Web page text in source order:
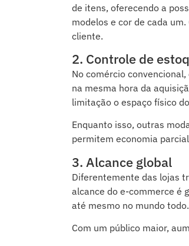
de itens, oferecendo a
modelos e cor de cada
cliente.
2. Controle de
No comércio
na mesma hora da
limitação o espaço físico
Enquanto isso, outras
permitem economia
3. Alcance global
Diferentemente das lojas
alcance do e-commerce é
até mesmo no mundo todo.
Com um público maior,